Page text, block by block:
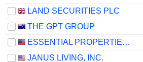
LAND SECURITIES PLC
THE GPT GROUP
ESSENTIAL PROPERTIES REALTY TRUST, INC.
JANUS LIVING, INC.